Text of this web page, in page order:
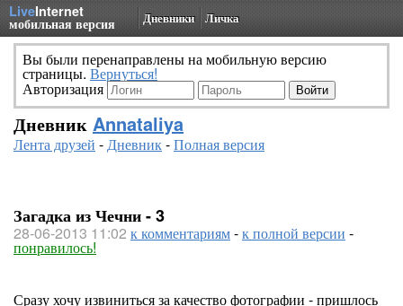
LiveInternet
мобильная версия Дневники Личка
Вы были перенаправлены на мобильную версию
страницы. Вернуться!
Авторизация
Дневник Annataliya
Лента друзей -Дневник-Полная версия
Загадка из Чечни - 3
28-06-2013 11:02 к комментариям-к полной версии -
понравилось!
Сразу хочу извиниться за качество фотографии - пришлось